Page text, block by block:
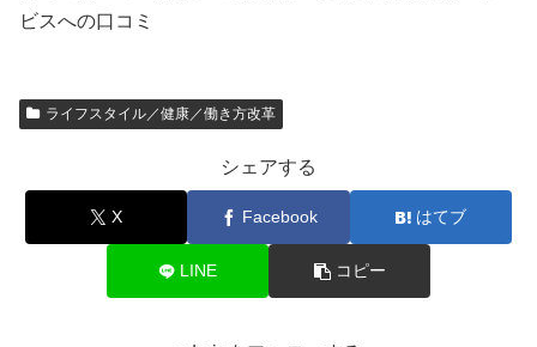
ビスへの口コミ
ライフスタイル／健康／働き方改革
シェアする
X Facebook はてブ
LINE コピー